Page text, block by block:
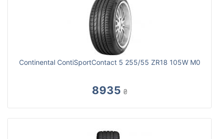
Continental ContiSportContact 5 255/55 ZR18 105W M0
8935 ₴